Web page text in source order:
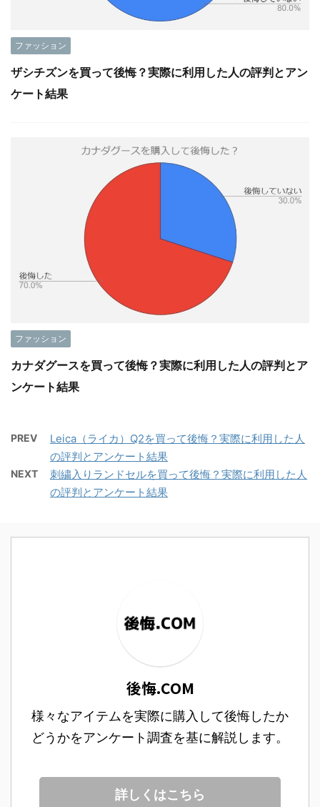
ファッション
ザシチズンを買って後悔？実際に利用した人の評判とアン
ケート結果
ファッション
カナダグースを買って後悔？実際に利用した人の評判とア
ンケート結果
PREV
Leica（ライカ）Q2を買って後悔？実際に利用した人
の評判とアンケート結果
NEXT
刺繍入りランドセルを買って後悔？実際に利用した人
の評判とアンケート結果
後悔.COM
様々なアイテムを実際に購入して後悔したか
どうかをアンケート調査を基に解説します。
詳しくはこちら